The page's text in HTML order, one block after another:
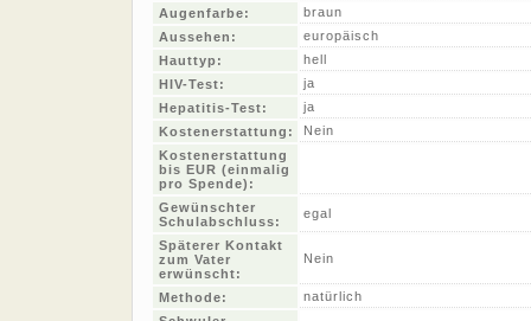
Augenfarbe:
braun
Aussehen:
europäisch
Hauttyp:
hell
HIV-Test:
ja
Hepatitis-Test:
ja
Kostenerstattung:
Nein
Kostenerstattung
bis EUR (einmalig
pro Spende):
Gewünschter
Schulabschluss:
egal
Späterer Kontakt
zum Vater
erwünscht:
Nein
Methode:
natürlich